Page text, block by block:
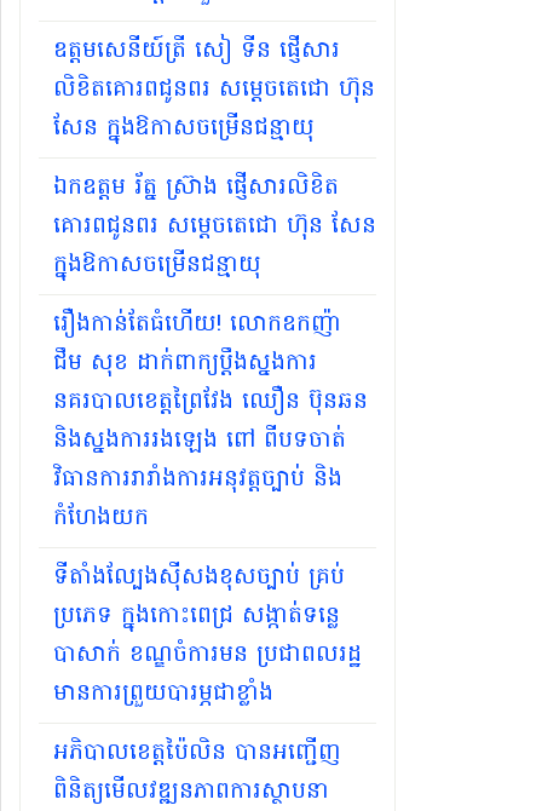
ឧត្តមសេនីយ៍ត្រី សៀ ទីន ផ្ញើសារ
លិខិតគោរពជូនពរ សម្ដេចតេជោ ហ៊ុន
សែន ក្នុងឱកាសចម្រើនជន្មាយុ
ឯកឧត្តម រ័ត្ន ស្រ៊ាង ផ្ញើសារលិខិត
គោរពជូនពរ សម្ដេចតេជោ ហ៊ុន សែន
ក្នុងឱកាសចម្រើនជន្មាយុ
រឿងកាន់តែធំហើយ!​ លោកឧកញ៉ា​
ជឹម សុខ ដាក់ពាក្យប្តឹងស្នងការ
នគរបាលខេត្តព្រៃវែង ឈឿន ប៊ុនឆន
និងស្នងការរងឡេង​ ពៅ​ ពីបទចាត់
វិធានការរារាំងការអនុវត្តច្បាប់ និង
កំហែងយក
ទីតាំងល្បែងស៊ីសងខុសច្បាប់ គ្រប់
ប្រភេទ ក្នុងកោះពេជ្រ សង្កាត់ទន្លេ
បាសាក់ ខណ្ឌចំការមន ប្រជាពលរដ្ឋ
មានការព្រួយបារម្ភជាខ្លាំង
អភិបាល​ខេត្តប៉ៃលិន បាន​អញ្ជើញ​
ពិនិត្យមើ​លវឌ្ឍន​ភាពការស្ថា​បនា